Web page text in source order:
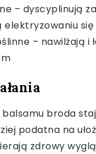
– dyscyplinują
się
– nawilżają i
broda
podatna na
zdrowy